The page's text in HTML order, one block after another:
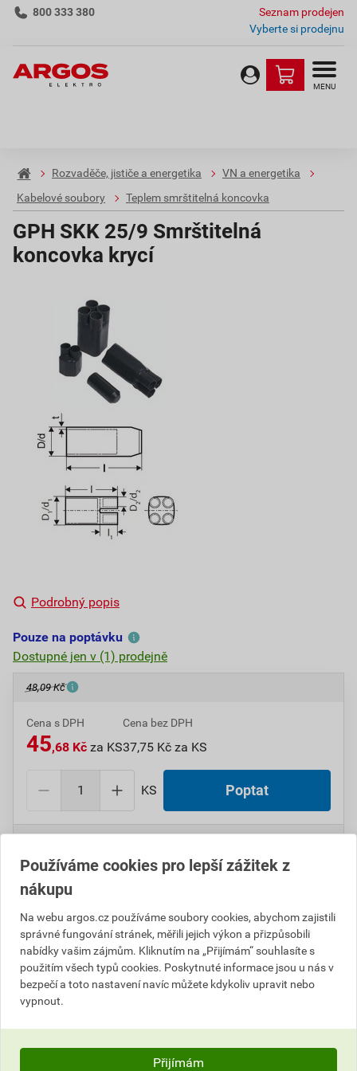
800 333 380
Seznam prodejen
Vyberte si prodejnu
MENU
Rozvaděče, jističe a energetika
VN a energetika
Kabelové soubory
Teplem smrštitelná koncovka
GPH SKK 25/9 Smrštitelná
koncovka krycí
Podrobný popis
Pouze na poptávku
Dostupné jen v (1) prodejně
48,09 Kč
Cena s DPH
45,68 Kč za KS
Cena bez DPH
37,75 Kč za KS
KS Poptat
Do košíku přidáte1 KSza45,68Kčs DPH
( 37,75 Kč bez DPH).
Číslo položky:
Výrobky značky:
Popis
Používáme cookies pro lepší zážitek z
nákupu
Na webu argos.cz používáme soubory cookies, abychom zajistili
správné fungování stránek, měřili jejich výkon a přizpůsobili
nabídky vašim zájmům. Kliknutím na „Přijímám“ souhlasíte s
použitím všech typů cookies. Poskytnuté informace jsou u nás v
bezpečí a toto nastavení navíc můžete kdykoliv upravit nebo
vypnout.
Přijímám